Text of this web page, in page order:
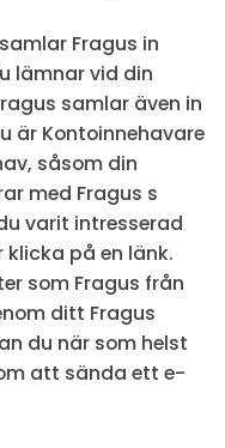
Fragus in
lämnar vid din
samlar även in
är Kontoinnehavare
såsom din
med Fragus s
varit intresserad
på en länk.
som Fragus från
ditt Fragus
du när som helst
att sända ett e-